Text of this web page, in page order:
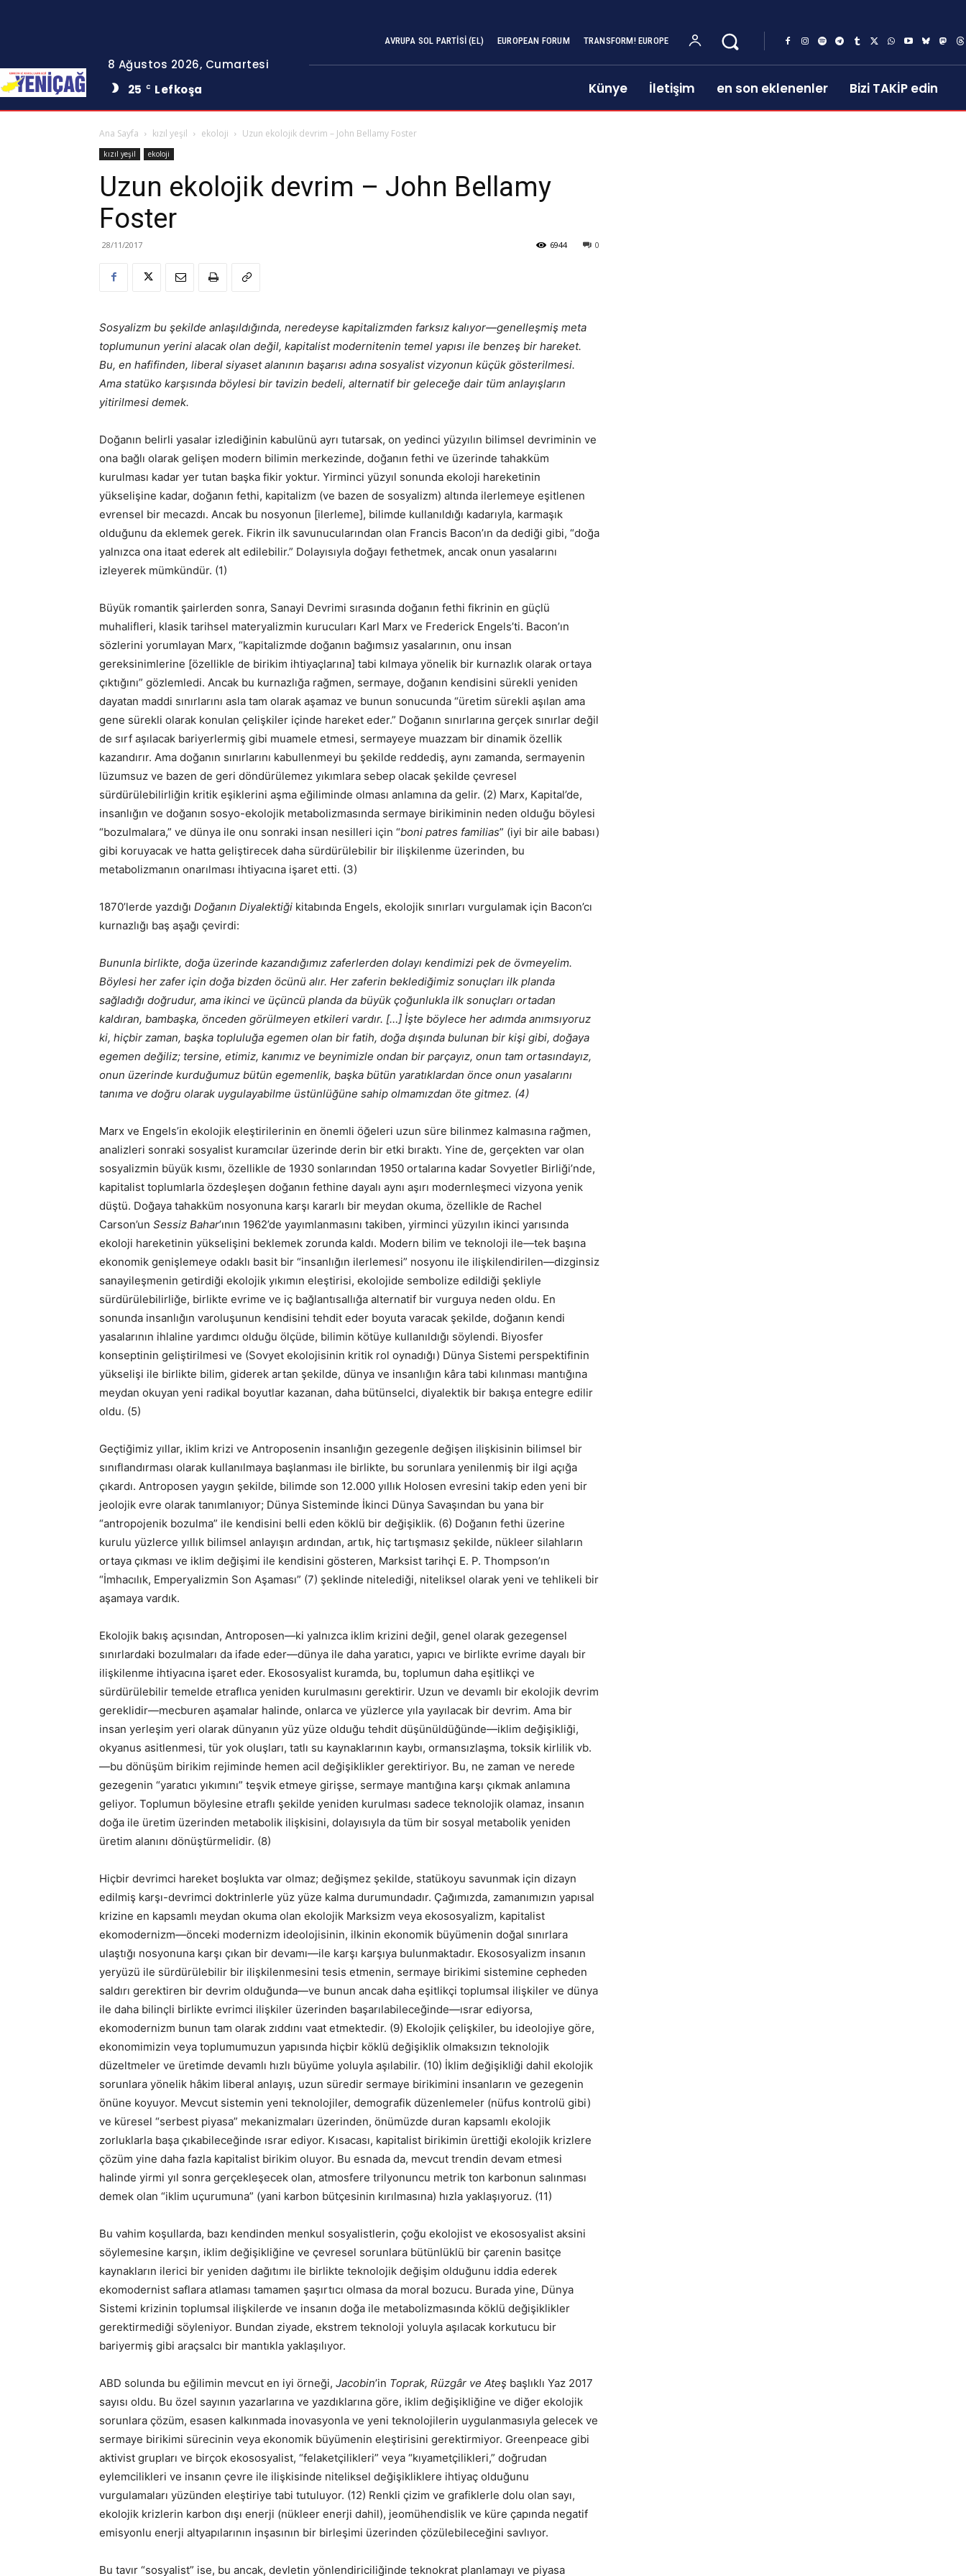
8 Ağustos 2026, Cumartesi
25
C Lefkoşa
AVRUPA SOL PARTISI (EL) EUROPEAN FORUM TRANSFORM! EUROPE
Künye İletişim en son eklenenler Bizi TAKİP edin
Ana Sayfa kızıl yeşil ekoloji Uzun ekolojik devrim – John Bellamy Foster
kızıl yeşil ekoloji
Uzun ekolojik devrim – John Bellamy
Foster
28/11/2017 0
6944
Sosyalizm bu şekilde anlaşıldığında, neredeyse kapitalizmden farksız kalıyor—genelleşmiş meta
toplumunun yerini alacak olan değil, kapitalist modernitenin temel yapısı ile benzeş bir hareket.
Bu, en hafifinden, liberal siyaset alanının başarısı adına sosyalist vizyonun küçük gösterilmesi.
Ama statüko karşısında böylesi bir tavizin bedeli, alternatif bir geleceğe dair tüm anlayışların
yitirilmesi demek.
Doğanın belirli yasalar izlediğinin kabulünü ayrı tutarsak, on yedinci yüzyılın bilimsel devriminin ve
ona bağlı olarak gelişen modern bilimin merkezinde, doğanın fethi ve üzerinde tahakküm
kurulması kadar yer tutan başka fikir yoktur. Yirminci yüzyıl sonunda ekoloji hareketinin
yükselişine kadar, doğanın fethi, kapitalizm (ve bazen de sosyalizm) altında ilerlemeye eşitlenen
evrensel bir mecazdı. Ancak bu nosyonun [ilerleme], bilimde kullanıldığı kadarıyla, karmaşık
olduğunu da eklemek gerek. Fikrin ilk savunucularından olan Francis Bacon’ın da dediği gibi, “doğa
yalnızca ona itaat ederek alt edilebilir.” Dolayısıyla doğayı fethetmek, ancak onun yasalarını
izleyerek mümkündür. (1)
Büyük romantik şairlerden sonra, Sanayi Devrimi sırasında doğanın fethi fikrinin en güçlü
muhalifleri, klasik tarihsel materyalizmin kurucuları Karl Marx ve Frederick Engels’ti. Bacon’ın
sözlerini yorumlayan Marx, “kapitalizmde doğanın bağımsız yasalarının, onu insan
gereksinimlerine [özellikle de birikim ihtiyaçlarına] tabi kılmaya yönelik bir kurnazlık olarak ortaya
çıktığını” gözlemledi. Ancak bu kurnazlığa rağmen, sermaye, doğanın kendisini sürekli yeniden
dayatan maddi sınırlarını asla tam olarak aşamaz ve bunun sonucunda “üretim sürekli aşılan ama
gene sürekli olarak konulan çelişkiler içinde hareket eder.” Doğanın sınırlarına gerçek sınırlar değil
de sırf aşılacak bariyerlermiş gibi muamele etmesi, sermayeye muazzam bir dinamik özellik
kazandırır. Ama doğanın sınırlarını kabullenmeyi bu şekilde reddediş, aynı zamanda, sermayenin
lüzumsuz ve bazen de geri döndürülemez yıkımlara sebep olacak şekilde çevresel
sürdürülebilirliğin kritik eşiklerini aşma eğiliminde olması anlamına da gelir. (2) Marx, Kapital’de,
insanlığın ve doğanın sosyo-ekolojik metabolizmasında sermaye birikiminin neden olduğu böylesi
“bozulmalara,” ve dünya ile onu sonraki insan nesilleri için “boni patres familias” (iyi bir aile babası)
gibi koruyacak ve hatta geliştirecek daha sürdürülebilir bir ilişkilenme üzerinden, bu
metabolizmanın onarılması ihtiyacına işaret etti. (3)
1870’lerde yazdığı Doğanın Diyalektiği kitabında Engels, ekolojik sınırları vurgulamak için Bacon’cı
kurnazlığı baş aşağı çevirdi:
Bununla birlikte, doğa üzerinde kazandığımız zaferlerden dolayı kendimizi pek de övmeyelim.
Böylesi her zafer için doğa bizden öcünü alır. Her zaferin beklediğimiz sonuçları ilk planda
sağladığı doğrudur, ama ikinci ve üçüncü planda da büyük çoğunlukla ilk sonuçları ortadan
kaldıran, bambaşka, önceden görülmeyen etkileri vardır. […] İşte böylece her adımda anımsıyoruz
ki, hiçbir zaman, başka topluluğa egemen olan bir fatih, doğa dışında bulunan bir kişi gibi, doğaya
egemen değiliz; tersine, etimiz, kanımız ve beynimizle ondan bir parçayız, onun tam ortasındayız,
onun üzerinde kurduğumuz bütün egemenlik, başka bütün yaratıklardan önce onun yasalarını
tanıma ve doğru olarak uygulayabilme üstünlüğüne sahip olmamızdan öte gitmez. (4)
Marx ve Engels’in ekolojik eleştirilerinin en önemli öğeleri uzun süre bilinmez kalmasına rağmen,
analizleri sonraki sosyalist kuramcılar üzerinde derin bir etki bıraktı. Yine de, gerçekten var olan
sosyalizmin büyük kısmı, özellikle de 1930 sonlarından 1950 ortalarına kadar Sovyetler Birliği’nde,
kapitalist toplumlarla özdeşleşen doğanın fethine dayalı aynı aşırı modernleşmeci vizyona yenik
düştü. Doğaya tahakküm nosyonuna karşı kararlı bir meydan okuma, özellikle de Rachel
Carson’un Sessiz Bahar’ının 1962’de yayımlanmasını takiben, yirminci yüzyılın ikinci yarısında
ekoloji hareketinin yükselişini beklemek zorunda kaldı. Modern bilim ve teknoloji ile—tek başına
ekonomik genişlemeye odaklı basit bir “insanlığın ilerlemesi” nosyonu ile ilişkilendirilen—dizginsiz
sanayileşmenin getirdiği ekolojik yıkımın eleştirisi, ekolojide sembolize edildiği şekliyle
sürdürülebilirliğe, birlikte evrime ve iç bağlantısallığa alternatif bir vurguya neden oldu. En
sonunda insanlığın varoluşunun kendisini tehdit eder boyuta varacak şekilde, doğanın kendi
yasalarının ihlaline yardımcı olduğu ölçüde, bilimin kötüye kullanıldığı söylendi. Biyosfer
konseptinin geliştirilmesi ve (Sovyet ekolojisinin kritik rol oynadığı) Dünya Sistemi perspektifinin
yükselişi ile birlikte bilim, giderek artan şekilde, dünya ve insanlığın kâra tabi kılınması mantığına
meydan okuyan yeni radikal boyutlar kazanan, daha bütünselci, diyalektik bir bakışa entegre edilir
oldu. (5)
Geçtiğimiz yıllar, iklim krizi ve Antroposenin insanlığın gezegenle değişen ilişkisinin bilimsel bir
sınıflandırması olarak kullanılmaya başlanması ile birlikte, bu sorunlara yenilenmiş bir ilgi açığa
çıkardı. Antroposen yaygın şekilde, bilimde son 12.000 yıllık Holosen evresini takip eden yeni bir
jeolojik evre olarak tanımlanıyor; Dünya Sisteminde İkinci Dünya Savaşından bu yana bir
“antropojenik bozulma” ile kendisini belli eden köklü bir değişiklik. (6) Doğanın fethi üzerine
kurulu yüzlerce yıllık bilimsel anlayışın ardından, artık, hiç tartışmasız şekilde, nükleer silahların
ortaya çıkması ve iklim değişimi ile kendisini gösteren, Marksist tarihçi E. P. Thompson’ın
“İmhacılık, Emperyalizmin Son Aşaması” (7) şeklinde nitelediği, niteliksel olarak yeni ve tehlikeli bir
aşamaya vardık.
Ekolojik bakış açısından, Antroposen—ki yalnızca iklim krizini değil, genel olarak gezegensel
sınırlardaki bozulmaları da ifade eder—dünya ile daha yaratıcı, yapıcı ve birlikte evrime dayalı bir
ilişkilenme ihtiyacına işaret eder. Ekososyalist kuramda, bu, toplumun daha eşitlikçi ve
sürdürülebilir temelde etraflıca yeniden kurulmasını gerektirir. Uzun ve devamlı bir ekolojik devrim
gereklidir—mecburen aşamalar halinde, onlarca ve yüzlerce yıla yayılacak bir devrim. Ama bir
insan yerleşim yeri olarak dünyanın yüz yüze olduğu tehdit düşünüldüğünde—iklim değişikliği,
okyanus asitlenmesi, tür yok oluşları, tatlı su kaynaklarının kaybı, ormansızlaşma, toksik kirlilik vb.
—bu dönüşüm birikim rejiminde hemen acil değişiklikler gerektiriyor. Bu, ne zaman ve nerede
gezegenin “yaratıcı yıkımını” teşvik etmeye girişse, sermaye mantığına karşı çıkmak anlamına
geliyor. Toplumun böylesine etraflı şekilde yeniden kurulması sadece teknolojik olamaz, insanın
doğa ile üretim üzerinden metabolik ilişkisini, dolayısıyla da tüm bir sosyal metabolik yeniden
üretim alanını dönüştürmelidir. (8)
Hiçbir devrimci hareket boşlukta var olmaz; değişmez şekilde, statükoyu savunmak için dizayn
edilmiş karşı-devrimci doktrinlerle yüz yüze kalma durumundadır. Çağımızda, zamanımızın yapısal
krizine en kapsamlı meydan okuma olan ekolojik Marksizm veya ekososyalizm, kapitalist
ekomodernizm—önceki modernizm ideolojisinin, ilkinin ekonomik büyümenin doğal sınırlara
ulaştığı nosyonuna karşı çıkan bir devamı—ile karşı karşıya bulunmaktadır. Ekososyalizm insanın
yeryüzü ile sürdürülebilir bir ilişkilenmesini tesis etmenin, sermaye birikimi sistemine cepheden
saldırı gerektiren bir devrim olduğunda—ve bunun ancak daha eşitlikçi toplumsal ilişkiler ve dünya
ile daha bilinçli birlikte evrimci ilişkiler üzerinden başarılabileceğinde—ısrar ediyorsa,
ekomodernizm bunun tam olarak zıddını vaat etmektedir. (9) Ekolojik çelişkiler, bu ideolojiye göre,
ekonomimizin veya toplumumuzun yapısında hiçbir köklü değişiklik olmaksızın teknolojik
düzeltmeler ve üretimde devamlı hızlı büyüme yoluyla aşılabilir. (10) İklim değişikliği dahil ekolojik
sorunlara yönelik hâkim liberal anlayış, uzun süredir sermaye birikimini insanların ve gezegenin
önüne koyuyor. Mevcut sistemin yeni teknolojiler, demografik düzenlemeler (nüfus kontrolü gibi)
ve küresel “serbest piyasa” mekanizmaları üzerinden, önümüzde duran kapsamlı ekolojik
zorluklarla başa çıkabileceğinde ısrar ediyor. Kısacası, kapitalist birikimin ürettiği ekolojik krizlere
çözüm yine daha fazla kapitalist birikim oluyor. Bu esnada da, mevcut trendin devam etmesi
halinde yirmi yıl sonra gerçekleşecek olan, atmosfere trilyonuncu metrik ton karbonun salınması
demek olan “iklim uçurumuna” (yani karbon bütçesinin kırılmasına) hızla yaklaşıyoruz. (11)
Bu vahim koşullarda, bazı kendinden menkul sosyalistlerin, çoğu ekolojist ve ekososyalist aksini
söylemesine karşın, iklim değişikliğine ve çevresel sorunlara bütünlüklü bir çarenin basitçe
kaynakların ilerici bir yeniden dağıtımı ile birlikte teknolojik değişim olduğunu iddia ederek
ekomodernist saflara atlaması tamamen şaşırtıcı olmasa da moral bozucu. Burada yine, Dünya
Sistemi krizinin toplumsal ilişkilerde ve insanın doğa ile metabolizmasında köklü değişiklikler
gerektirmediği söyleniyor. Bundan ziyade, ekstrem teknoloji yoluyla aşılacak korkutucu bir
bariyermiş gibi araçsalcı bir mantıkla yaklaşılıyor.
ABD solunda bu eğilimin mevcut en iyi örneği, Jacobin’in Toprak, Rüzgâr ve Ateş başlıklı Yaz 2017
sayısı oldu. Bu özel sayının yazarlarına ve yazdıklarına göre, iklim değişikliğine ve diğer ekolojik
sorunlara çözüm, esasen kalkınmada inovasyonla ve yeni teknolojilerin uygulanmasıyla gelecek ve
sermaye birikimi sürecinin veya ekonomik büyümenin eleştirisini gerektirmiyor. Greenpeace gibi
aktivist grupları ve birçok ekososyalist, “felaketçilikleri” veya “kıyametçilikleri,” doğrudan
eylemcilikleri ve insanın çevre ile ilişkisinde niteliksel değişikliklere ihtiyaç olduğunu
vurgulamaları yüzünden eleştiriye tabi tutuluyor. (12) Renkli çizim ve grafiklerle dolu olan sayı,
ekolojik krizlerin karbon dışı enerji (nükleer enerji dahil), jeomühendislik ve küre çapında negatif
emisyonlu enerji altyapılarının inşasının bir birleşimi üzerinden çözülebileceğini savlıyor.
Bu tavır “sosyalist” ise, bu ancak, devletin yönlendiriciliğinde teknokrat planlamayı ve piyasa